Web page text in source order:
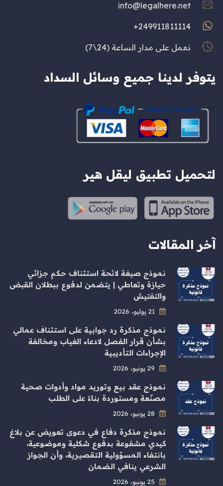
info@legalhere.net
249911811114+
نعمل على مدار الساعة (24\7)
يتوفر لدينا جميع وسائل السداد
لتحميل تطبيق ليقل هير
آخر المقالات
نموذج صيغة لائحة استئناف حكم جزائي
حيازة وتعاطي | يتضمن لدفوع ببطلان القبض
والتفتيش
نموذج مذكرة رد جوابية على استئناف عمالي
بشأن قرار الفصل لادعاء الغياب ومخالفة
الإجراءات التأديبية
نموذج عقد بيع وتوريد مواد وأدوات صحية
مصنّعة ومستوردة بناءً على الطلب
نموذج مذكرة دفاع في دعوى تعويض عن بلاغ
كيدي مشفوعة بدفوع شكلية وموضوعية،
بانتفاء المسؤولية التقصيرية، وأن الجواز
الشرعي ينافي الضمان